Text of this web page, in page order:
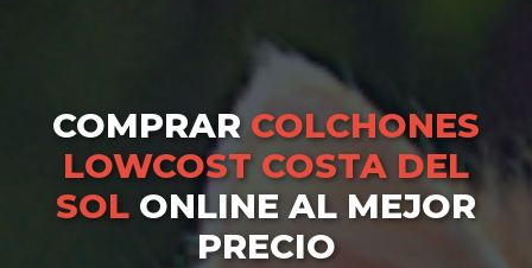
COMPRAR COLCHONES
LOWCOST COSTA DEL
SOL ONLINE AL MEJOR
PRECIO